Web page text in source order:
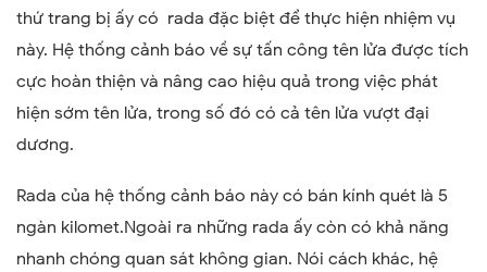
thứ trang bị ấy có rada đặc biệt để thực hiện nhiệm vụ
này. Hệ thống cảnh báo về sự tấn công tên lửa được tích
cực hoàn thiện và nâng cao hiệu quả trong việc phát
hiện sớm tên lửa, trong số đó có cả tên lửa vượt đại
dương.
Rada của hệ thống cảnh báo này có bán kính quét là 5
ngàn kilomet.Ngoài ra những rada ấy còn có khả năng
nhanh chóng quan sát không gian. Nói cách khác, hệ